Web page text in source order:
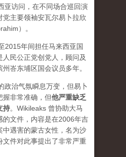
亚访问，在不同场合巡回演
党主要领袖安瓦尔易卜拉欣
）。
2015年间担任马来西亚国
民公正党创党人，顾问及
峇东埔区国会议员多年。
政治气氛瞬息万变，但易卜
握非常准确，但他严重缺乏
持。Wikileaks 曾协助大马
的文件，内容是在2006年吉
中遇害的蒙古女性，名为沙
文件对此事提出了非常严重